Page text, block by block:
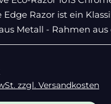
Razor ist ein
Metall - Rahmen aus
zzgl. Versandkosten